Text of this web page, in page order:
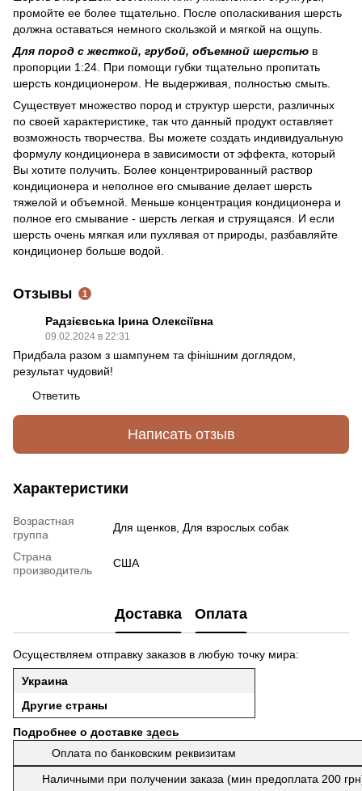
промойте ее более тщательно. После ополаскивания шерсть
должна оставаться немного скользкой и мягкой на ощупь.
Для пород с жесткой, грубой, объемной шерстью в
пропорции 1:24. При помощи губки тщательно пропитать
шерсть кондиционером. Не выдерживая, полностью смыть.
Существует множество пород и структур шерсти, различных
по своей характеристике, так что данный продукт оставляет
возможность творчества. Вы можете создать индивидуальную
формулу кондиционера в зависимости от эффекта, который
Вы хотите получить. Более концентрированный раствор
кондиционера и неполное его смывание делает шерсть
тяжелой и объемной. Меньше концентрация кондиционера и
полное его смывание - шерсть легкая и струящаяся. И если
шерсть очень мягкая или пухлявая от природы, разбавляйте
кондиционер больше водой.
Отзывы 1
Радзієвська Ірина Олексіївна
09.02.2024 в 22:31
Придбала разом з шампунем та фінішним доглядом,
результат чудовий!
Ответить
Написать отзыв
Характеристики
Возрастная
группа
Для щенков, Для взрослых собак
Страна
производитель
США
Доставка Оплата
Осуществляем отправку заказов в любую точку мира:
Украина
Другие страны
Подробнее о доставке здесь
Оплата по банковским реквизитам
Наличными при получении заказа (мин предоплата 200